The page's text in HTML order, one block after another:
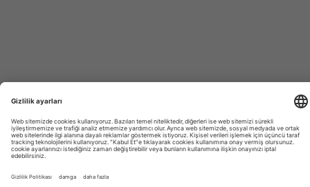
turismo,
Tourismus
Nachrichten,
новости
туризма,
travel